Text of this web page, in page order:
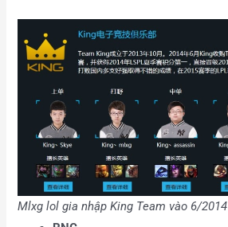
Mlxg lol gia nhập King Team vào 6/2014